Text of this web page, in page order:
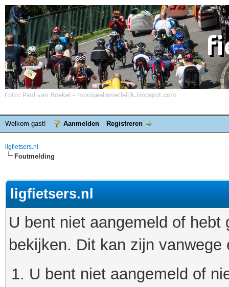
Welkom gast! Aanmelden Registreren
ligfietsers.nl
Foutmelding
ligfietsers.nl
U bent niet aangemeld of
bekijken. Dit kan zijn
U bent niet aangemeld of